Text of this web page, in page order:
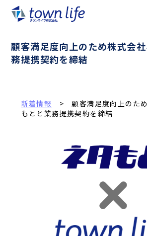
顧客満足度向上のため株式会
務提携契約を締結
新着情報
> 顧客満足度向上のため
もとと業務提携契約を締結